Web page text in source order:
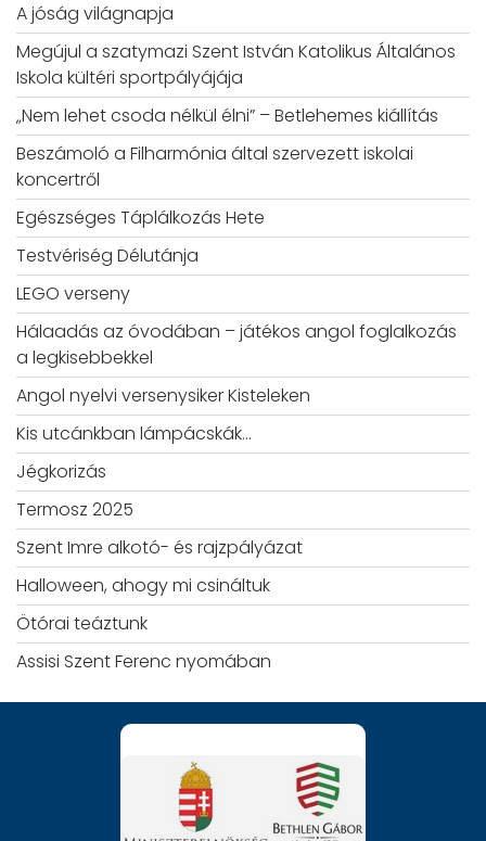
A jóság világnapja
Megújul a szatymazi Szent István Katolikus Általános
Iskola kültéri sportpályájája
„Nem lehet csoda nélkül élni” – Betlehemes kiállítás
Beszámoló a Filharmónia által szervezett iskolai
koncertről
Egészséges Táplálkozás Hete
Testvériség Délutánja
LEGO verseny
Hálaadás az óvodában – játékos angol foglalkozás
a legkisebbekkel
Angol nyelvi versenysiker Kisteleken
Kis utcánkban lámpácskák…
Jégkorizás
Termosz 2025
Szent Imre alkotó- és rajzpályázat
Halloween, ahogy mi csináltuk
Ötórai teáztunk
Assisi Szent Ferenc nyomában